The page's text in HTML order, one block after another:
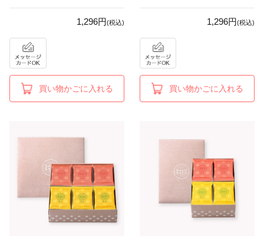
1,296円(税込)
買い物かごに入れる
1,296円(税込)
買い物かごに入れる